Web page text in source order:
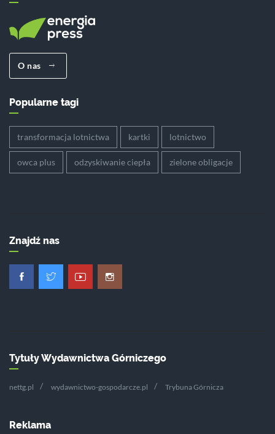
O nas
Popularne tagi
transformacja lotnictwa kartki lotnictwo
owca plus odzyskiwanie ciepła zielone obligacje
Znajdź nas
Tytuły Wydawnictwa Górniczego
nettg.pl wydawnictwo-gospodarcze.pl Trybuna Górnicza
Reklama